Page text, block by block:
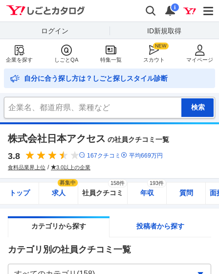
検索
通知
i
ログイン ID新規取得
企業を探す しごとQA 特集一覧 スカウト マイページ
自分に合う探し方は？しごと探しスタイル診断
株式会社日本アクセス の社員クチコミ一覧
3.8 167クチコミ 平均669万円
食料品業界上位 3.0以上の企業
トップ 求人
募集中
社員クチコミ
158件
年収
193件
質問 面
カテゴリから探す 投稿者から探す
カテゴリ別の社員クチコミ一覧